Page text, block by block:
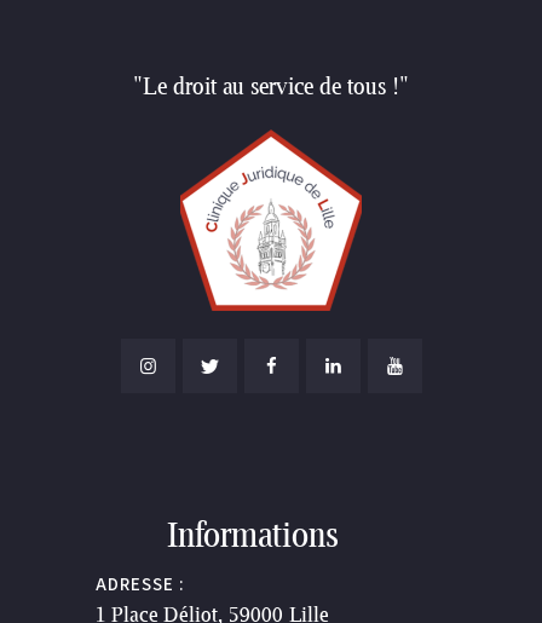
"Le droit au service de tous !"
Informations
ADRESSE :
1 Place Déliot, 59000 Lille